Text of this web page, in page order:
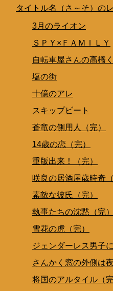
タイトル名（さ～そ）の
3月のライオン
ＳＰＹ×ＦＡＭＩＬＹ
自転車屋さんの高橋
塩の街
十億のアレ
スキップビート
蒼竜の側用人（完）
14歳の恋（完）
重版出来！（完）
咲良の居酒屋歳時奇（
素敵な彼氏（完）
執事たちの沈黙（完）
雪花の虎（完）
ジェンダーレス男子
さんかく窓の外側は夜
将国のアルタイル（完